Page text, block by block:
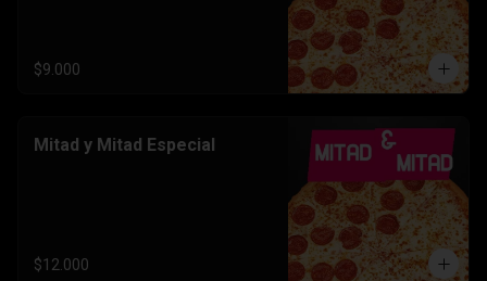
$9.000
Mitad y Mitad Especial
$12.000